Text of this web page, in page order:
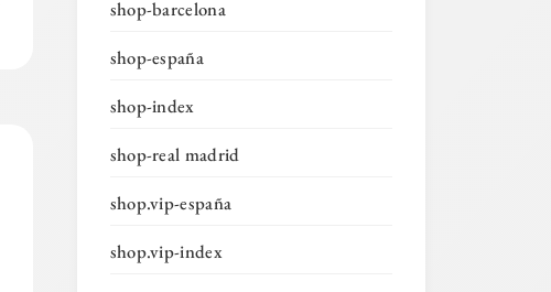
shop-barcelona
shop-españa
shop-index
shop-real madrid
shop.vip-españa
shop.vip-index